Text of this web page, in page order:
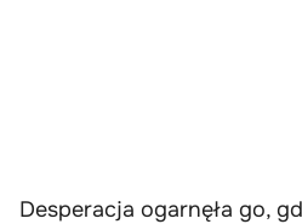
Desperacja ogarnęła go,